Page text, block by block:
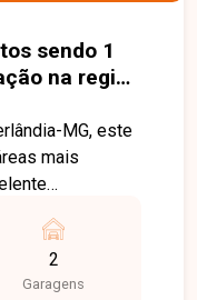
sendo 1
na região
MG, este
mais
escolas,
e diversos
conforto,
2
Garagens